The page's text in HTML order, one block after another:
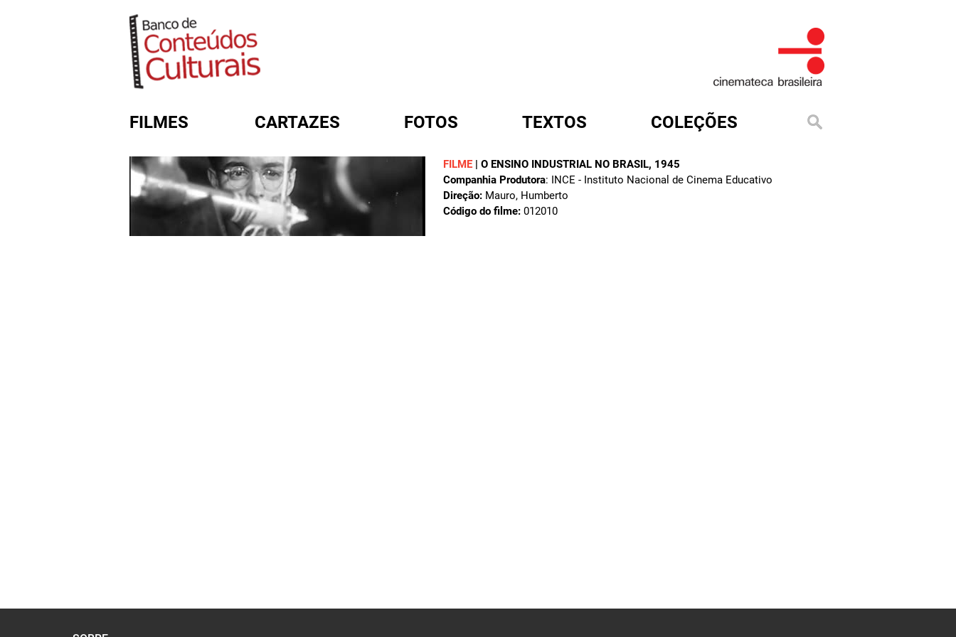
FILMES CARTAZES FOTOS TEXTOS COLEÇÕES
FILME | O ENSINO INDUSTRIAL NO BRASIL, 1945
Companhia Produtora: INCE - Instituto Nacional de Cinema Educativo
Direção: Mauro, Humberto
Código do filme: 012010
FORMULÁRIO DE BUSCA